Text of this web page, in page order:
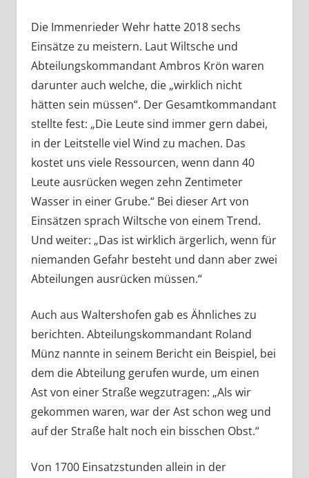
Die Immenrieder Wehr hatte 2018 sechs
Einsätze zu meistern. Laut Wiltsche und
Abteilungskommandant Ambros Krön waren
darunter auch welche, die „wirklich nicht
hätten sein müssen“. Der Gesamtkommandant
stellte fest: „Die Leute sind immer gern dabei,
in der Leitstelle viel Wind zu machen. Das
kostet uns viele Ressourcen, wenn dann 40
Leute ausrücken wegen zehn Zentimeter
Wasser in einer Grube.“ Bei dieser Art von
Einsätzen sprach Wiltsche von einem Trend.
Und weiter: „Das ist wirklich ärgerlich, wenn für
niemanden Gefahr besteht und dann aber zwei
Abteilungen ausrücken müssen.“
Auch aus Waltershofen gab es Ähnliches zu
berichten. Abteilungskommandant Roland
Münz nannte in seinem Bericht ein Beispiel, bei
dem die Abteilung gerufen wurde, um einen
Ast von einer Straße wegzutragen: „Als wir
gekommen waren, war der Ast schon weg und
auf der Straße halt noch ein bisschen Obst.“
Von 1700 Einsatzstunden allein in der